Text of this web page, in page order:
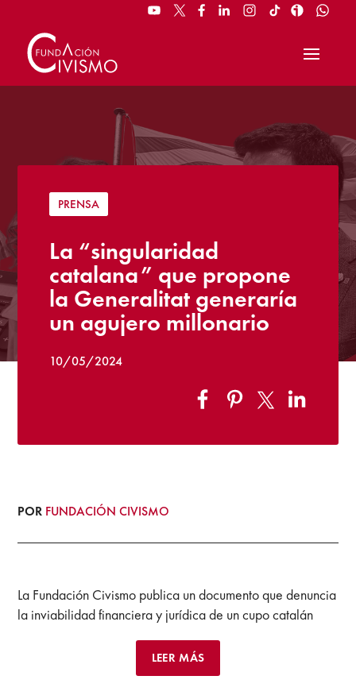
PRENSA
La “singularidad
catalana” que propone
la Generalitat generaría
un agujero millonario
10/05/2024
POR FUNDACIÓN CIVISMO
La Fundación Civismo publica un documento que denuncia
la inviabilidad financiera y jurídica de un cupo catalán
LEER MÁS